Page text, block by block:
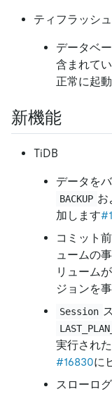
ティフラッシュ
データベ
含まれて
正常に起
新機能
TiDB
データを
BACKUP お
加します
コミット
ュームの
リューム
ジョンを
Session
実行され
#16830に
スローロ